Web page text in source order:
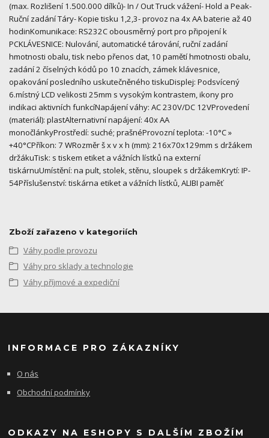
(max. Rozlišení 1.500.000 dílků)- In / Out Truck vážení- Hold a Peak-
Ruční zadání Táry- Kopie tisku 1,2,3- provoz na 4x AA baterie až 40
hodinKomunikace: RS232C obousměrný port pro připojení k
PCKLÁVESNICE: Nulování, automatické tárování, ruční zadání
hmotnosti obalu, tisk nebo přenos dat, 10 pamětí hmotnosti obalu,
zadání 2 číselných kódů po 10 znacích, zámek klávesnice,
opakování posledního uskutečněného tiskuDisplej: Podsvícený
6.místný LCD velikosti 25mm s vysokým kontrastem, ikony pro
indikaci aktivních funkcíNapájení váhy: AC 230V/DC 12VProvedení
(materiál): plastAlternativní napájení: 40x AA
monočlánkyProstředí: suché; prašnéProvozní teplota: -10°C »
+40°CPříkon: 7 WRozměr š x v x h (mm): 216x70x129mm s držákem
držákuTisk: s tiskem etiket a vážních lístků na externí
tiskárnuUmístění: na pult, stolek, stěnu, sloupek s držákemKrytí: IP-
54Příslušenství: tiskárna etiket a vážních lístků, ALIBI paměť
Zboží zařazeno v kategoriích
Váhy podle provozu
Váhy pro sklady a technologie
Váhy příjmové a expediční
INFORMACE PRO ZÁKAZNÍKY
O nás
Obchodní podmínky
ODKAZY NA ESHOPY S DALŠÍM ZBOŽÍM